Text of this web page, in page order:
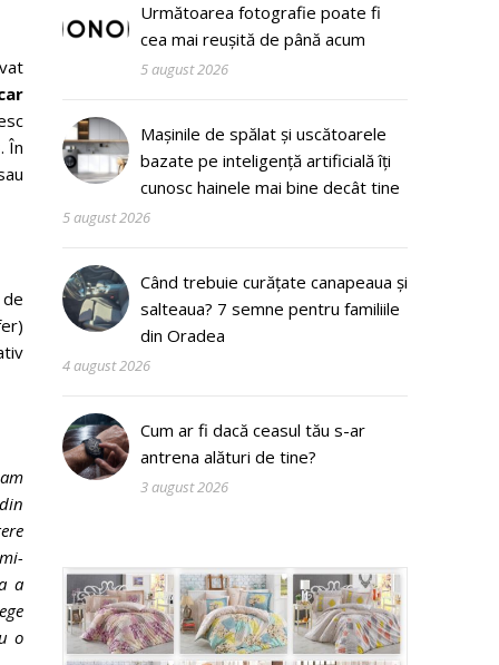
În
a
o
Următoarea fotografie poate fi
cea mai reușită de până acum
5 august 2026
Mașinile de spălat și uscătoarele
bazate pe inteligență artificială îți
cunosc hainele mai bine decât tine
5 august 2026
Când trebuie curățate canapeaua și
salteaua? 7 semne pentru familiile
din Oradea
4 august 2026
Cum ar fi dacă ceasul tău s-ar
antrena alături de tine?
3 august 2026